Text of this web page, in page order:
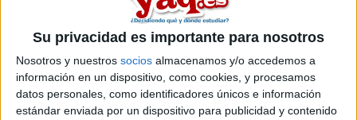
Su privacidad es importante para nosotros
Nosotros y nuestros socios almacenamos y/o accedemos a
información en un dispositivo, como cookies, y procesamos
datos personales, como identificadores únicos e información
estándar enviada por un dispositivo para publicidad y contenido
Sobre ti